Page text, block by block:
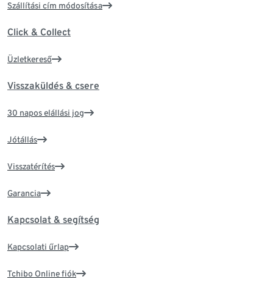
Szállítási cím módosítása
Click & Collect
Üzletkereső
Visszaküldés & csere
30 napos elállási jog
Jótállás
Visszatérítés
Garancia
Kapcsolat & segítség
Kapcsolati űrlap
Tchibo Online fiók